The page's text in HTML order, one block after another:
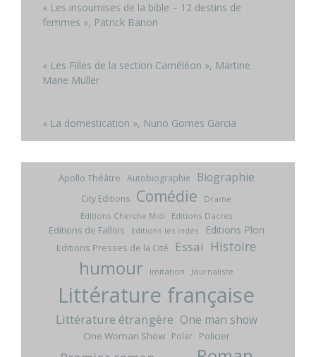
« Les insoumises de la bible – 12 destins de
femmes », Patrick Banon
« Les Filles de la section Caméléon », Martine
Marie Muller
« La domestication », Nuno Gomes Garcia
Apollo Théâtre Autobiographie Biographie
City Editions Comédie
Drame
Editions Cherche Midi
Editions Dacres
Editions de Fallois Editions les indés Editions Plon
Editions Presses de la Cité Essai Histoire
humour Imitation Journaliste
Littérature française
Littérature étrangère One man show
One Woman Show Polar Policier